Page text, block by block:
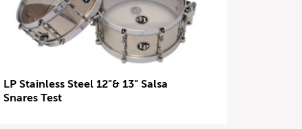
LP Stainless Steel 12"& 13" Salsa
Snares Test